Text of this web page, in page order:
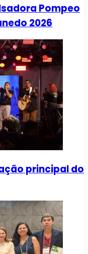
Pompeo
2026
principal do